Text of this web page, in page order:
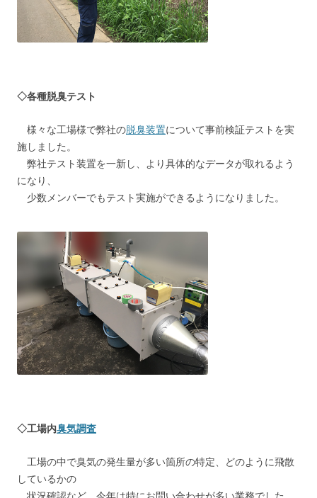
◇各種脱臭テスト
様々な工場様で弊社の脱臭装置について事前検証テストを実
施しました。
弊社テスト装置を一新し、より具体的なデータが取れるよう
になり、
少数メンバーでもテスト実施ができるようになりました。
◇工場内臭気調査
工場の中で臭気の発生量が多い箇所の特定、どのように飛散
しているかの